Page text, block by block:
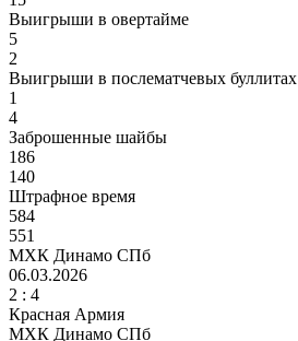
Выигрыши в овертайме
5
2
Выигрыши в послематчевых буллитах
1
4
Заброшенные шайбы
186
140
Штрафное время
584
551
МХК Динамо СПб
06.03.2026
2 : 4
Красная Армия
МХК Динамо СПб